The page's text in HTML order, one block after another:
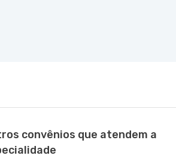
convênios que atendem a